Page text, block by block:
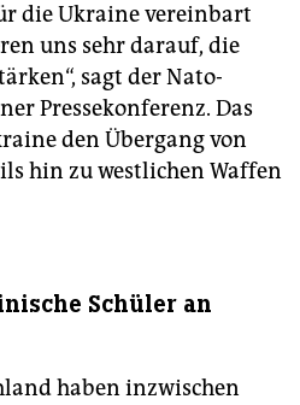
die Ukraine vereinbart
uns sehr darauf, die
sagt der Nato-
Pressekonferenz. Das
den Übergang von
hin zu westlichen Waffen
Schüler an
haben inzwischen